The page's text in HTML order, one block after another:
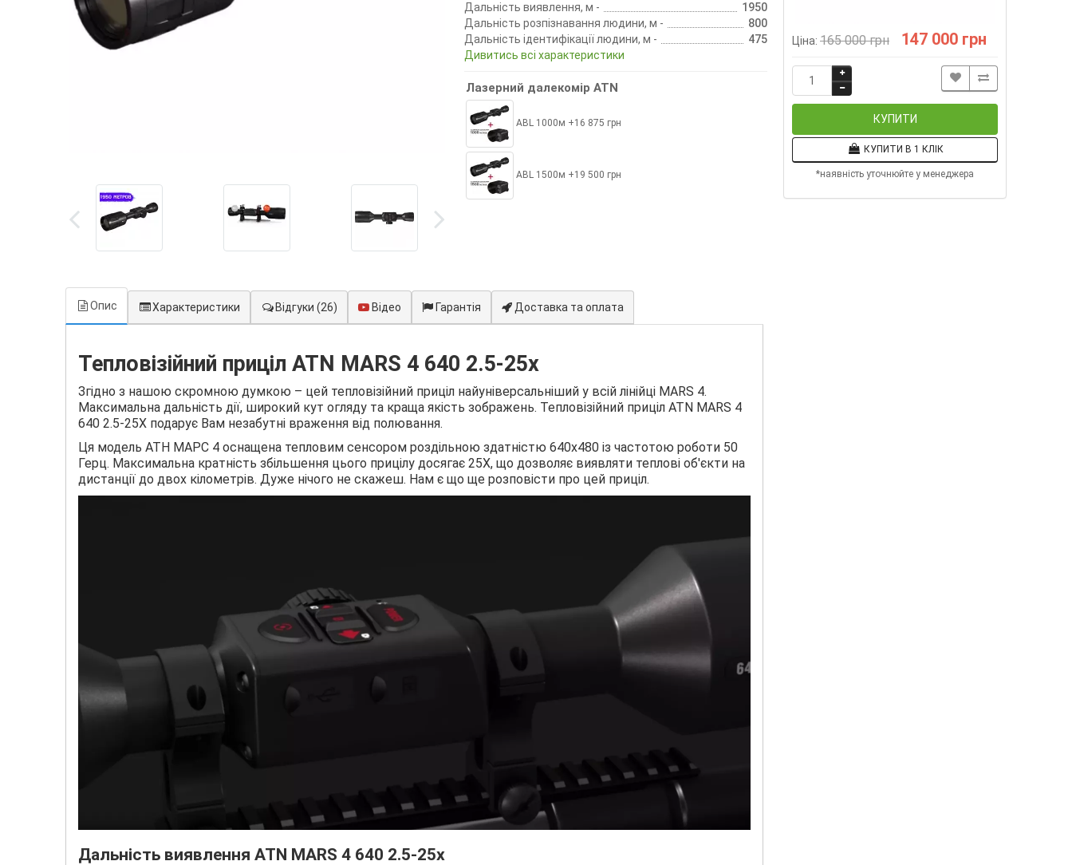
Дальність виявлення, м -
1950
Дальність розпізнавання людини, м -
800
Дальність ідентифікації людини, м -
475
Дивитись всі характеристики
Лазерний далекомір ATN
ABL 1000м +16 875 грн
ABL 1500м +19 500 грн
Ціна: 165 000 грн 147 000 грн
КУПИТИ
КУПИТИ В 1 КЛІК
*наявність уточнюйте у менеджера
Опис Характеристики Відгуки (26) Відео Гарантія Доставка та оплата
Тепловізійний приціл ATN MARS 4 640 2.5-25x
Згідно з нашою скромною думкою – цей тепловізійний приціл найуніверсальніший у всій лінійці MARS 4.
Максимальна дальність дії, широкий кут огляду та краща якість зображень. Тепловізійний приціл ATN MARS 4
640 2.5-25X подарує Вам незабутні враження від полювання.
Ця модель АТН МАРС 4 оснащена тепловим сенсором роздільною здатністю 640х480 із частотою роботи 50
Герц. Максимальна кратність збільшення цього прицілу досягає 25Х, що дозволяє виявляти теплові об'єкти на
дистанції до двох кілометрів. Дуже нічого не скажеш. Нам є що ще розповісти про цей приціл.
Дальність виявлення ATN MARS 4 640 2.5-25x